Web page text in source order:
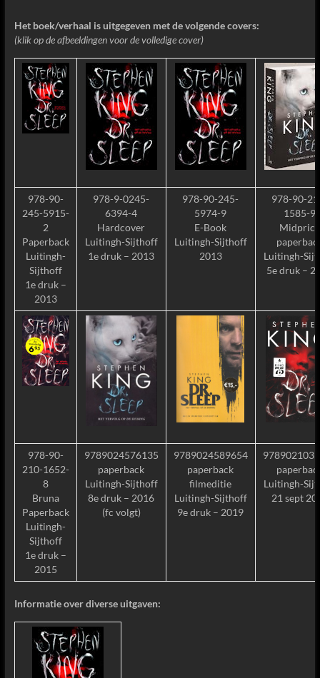
Het boek/verhaal is uitgegeven met de volgende covers:
(klik op de afbeeldingen voor de volledige cover)
978-90-
245-5915-
2
Paperback
Luitingh-
Sijthoff
1e druk –
2013
978-9-0245-
6394-4
Hardcover
Luitingh-Sijthoff
1e druk – 2013
978-90-245-
5974-9
E-Book
Luitingh-Sijthoff
2013
978-90-
1585-9
Midprice
Luitingh-
5e druk –
978-90-
210-1652-
8
Bruna
Paperback
Luitingh-
Sijthoff
1e druk –
2015
9789024576135
paperback
Luitingh-Sijthoff
8e druk – 2016
(fc volgt)
9789024589654
paperback
filmeditie
Luitingh-Sijthoff
9e druk – 2019
Luitingh-
21 sept
Informatie over diverse uitgaven: